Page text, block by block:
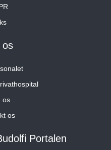
os
os
os
Portalen